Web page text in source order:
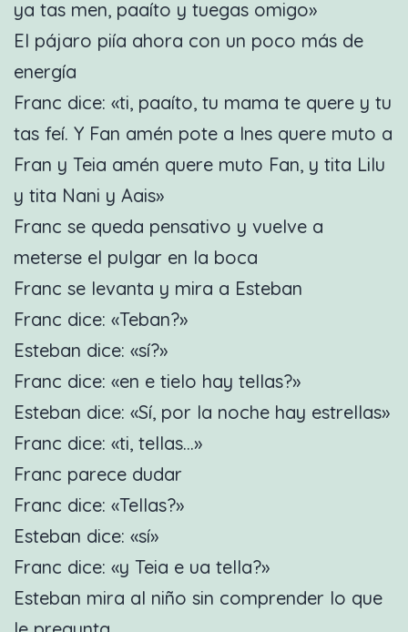
ya tas men, paaíto y tuegas omigo»
El pájaro piía ahora con un poco más de
energía
Franc dice: «ti, paaíto, tu mama te quere y tu
tas feí. Y Fan amén pote a Ines quere muto a
Fran y Teia amén quere muto Fan, y tita Lilu
y tita Nani y Aais»
Franc se queda pensativo y vuelve a
meterse el pulgar en la boca
Franc se levanta y mira a Esteban
Franc dice: «Teban?»
Esteban dice: «sí?»
Franc dice: «en e tielo hay tellas?»
Esteban dice: «Sí, por la noche hay estrellas»
Franc dice: «ti, tellas…»
Franc parece dudar
Franc dice: «Tellas?»
Esteban dice: «sí»
Franc dice: «y Teia e ua tella?»
Esteban mira al niño sin comprender lo que